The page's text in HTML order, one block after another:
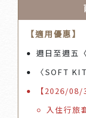
【適用優惠】
週日至週五
〈SOFT
【2026/08/
入住行旅